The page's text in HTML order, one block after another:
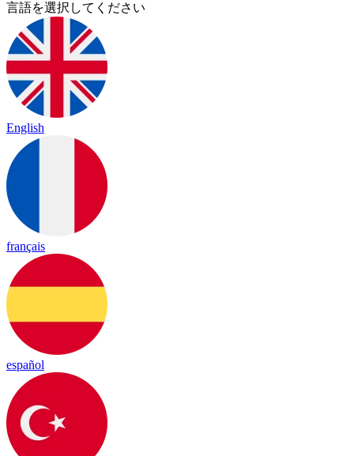
言語を選択してください
English
français
español